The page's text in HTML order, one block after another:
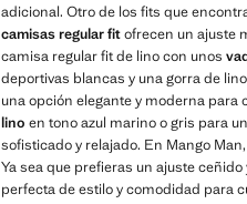
adicional. Otro de los fits que
camisas regular fitofrecen un ajuste
camisa regular fit de lino con unos
deportivas blancas y una gorra de
una opción elegante y moderna
lino en tono azul marino o gris para
sofisticado y relajado. En Mango
Ya sea que prefieras un ajuste
perfecta de estilo y comodidad para